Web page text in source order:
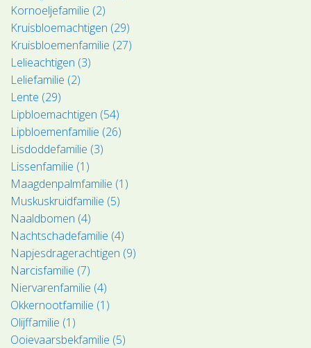
Kornoeljefamilie (2)
Kruisbloemachtigen (29)
Kruisbloemenfamilie (27)
Lelieachtigen (3)
Leliefamilie (2)
Lente (29)
Lipbloemachtigen (54)
Lipbloemenfamilie (26)
Lisdoddefamilie (3)
Lissenfamilie (1)
Maagdenpalmfamilie (1)
Muskuskruidfamilie (5)
Naaldbomen (4)
Nachtschadefamilie (4)
Napjesdragerachtigen (9)
Narcisfamilie (7)
Niervarenfamilie (4)
Okkernootfamilie (1)
Olijffamilie (1)
Ooievaarsbekfamilie (5)